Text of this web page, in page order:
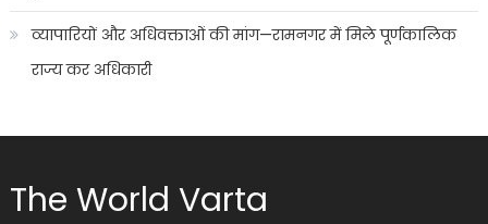
व्यापारियों और अधिवक्ताओं की मांग—रामनगर में मिले पूर्णकालिक
राज्य कर अधिकारी
The World Varta